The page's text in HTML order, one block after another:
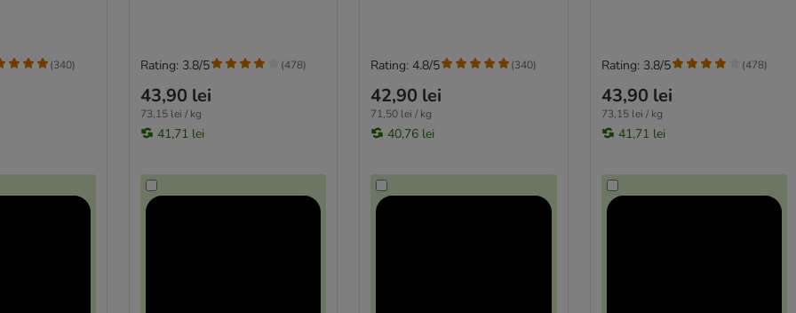
(340)
43,90 lei
73,15 lei / kg
41,71 lei
Rating: 3.8/5 (478)
42,90 lei
71,50 lei / kg
40,76 lei
Rating: 4.8/5 (340)
43,90 lei
73,15 lei / kg
41,71 lei
Rating: 3.8/5 (478)